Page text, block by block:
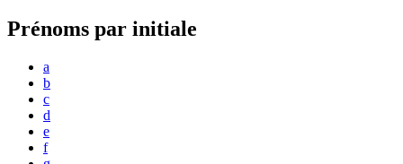
Prénoms par initiale
a
b
c
d
e
f